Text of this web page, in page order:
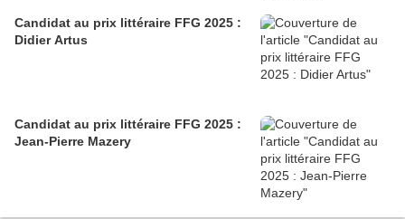
Candidat au prix littéraire FFG 2025 :
Didier Artus
Candidat au prix littéraire FFG 2025 :
Jean-Pierre Mazery